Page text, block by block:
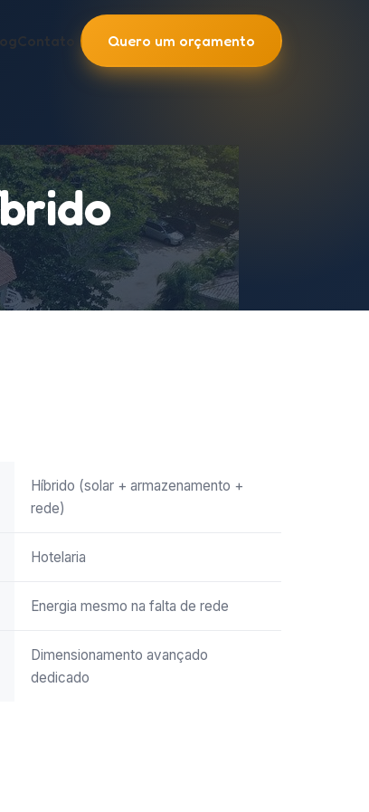
Contato Quero um orçamento
Híbrido (solar + armazenamento +
rede)
Hotelaria
Energia mesmo na falta de rede
Dimensionamento avançado
dedicado